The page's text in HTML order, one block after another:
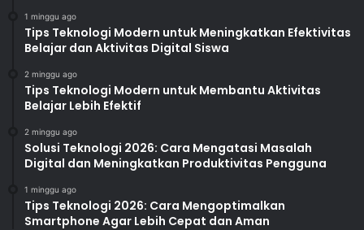
1 minggu ago
Tips Teknologi Modern untuk Meningkatkan Efektivitas
Belajar dan Aktivitas Digital Siswa
2 minggu ago
Tips Teknologi Modern untuk Membantu Aktivitas
Belajar Lebih Efektif
2 minggu ago
Solusi Teknologi 2026: Cara Mengatasi Masalah
Digital dan Meningkatkan Produktivitas Pengguna
1 minggu ago
Tips Teknologi 2026: Cara Mengoptimalkan
Smartphone Agar Lebih Cepat dan Aman